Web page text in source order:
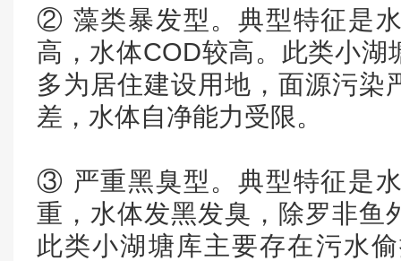
② 藻类暴发型。典型特征是
高，水体COD较高。此类小
多为居住建设用地，面源污染
差，水体自净能力受限。
③ 严重黑臭型。典型特征是
重，水体发黑发臭，除罗非鱼
此类小湖塘库主要存在污水